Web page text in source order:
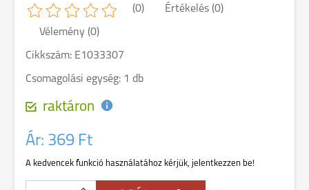
(0) Értékelés (0)
Vélemény (0)
Cikkszám: E1033307
Csomagolási egység: 1 db
raktáron
Ár: 369 Ft
A kedvencek funkció használatához kérjük, jelentkezzen be!